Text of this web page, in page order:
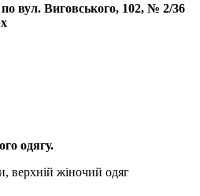
по вул. Виговського, 102, № 2/36
одягу.
верхній жіночий одяг